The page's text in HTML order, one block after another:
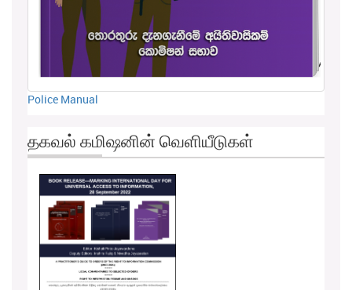
Police Manual
தகவல் கமிஷனின் வெளியீடுகள்